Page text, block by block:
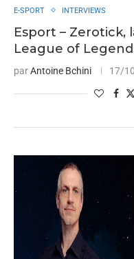
E-SPORT INTERVIEWS
Esport – Zerotick,
League of
parAntoine Bchini 17/